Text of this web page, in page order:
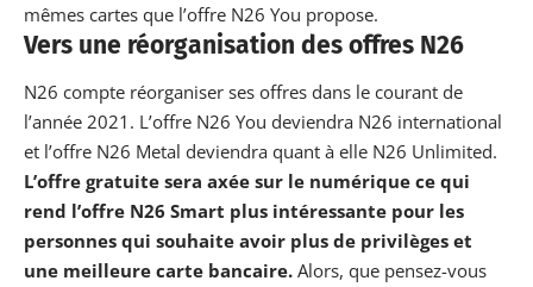
mêmes cartes que l’offre N26 You propose.
Vers une réorganisation des offres N26
N26 compte réorganiser ses offres dans le courant de
l’année 2021 . L’offre N26 You deviendra N26 international
et l’offre N26 Metal deviendra quant à elle N26 Unlimited.
L’offre gratuite sera axée sur le numérique ce qui
rend l’offre N26 Smart plus intéressante pour les
personnes qui souhaite avoir plus de privilèges et
une meilleure carte bancaire. Alors, que pensez-vous